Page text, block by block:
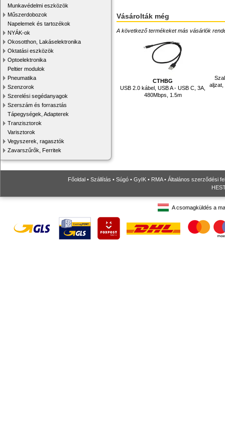
Munkavédelmi eszközök
Műszerdobozok
Napelemek és tartozékok
NYÁK-ok
Okosotthon, Lakáselektronika
Oktatási eszközök
Optoelektronika
Peltier modulok
Pneumatika
Szenzorok
Szerelési segédanyagok
Szerszám és forrasztás
Tápegységek, Adapterek
Tranzisztorok
Varisztorok
Vegyszerek, ragasztók
Zavarszűrők, Ferritek
Vásárolták még
A következő termékeket más vásárlók
CTHBG
USB 2.0 kábel, USB A - USB C, 3A,
480Mbps, 1.5m
aljzat,
Főoldal • Szállítás • Súgó • GyIK • RMA• Általános szerződési
A csomagküldés a